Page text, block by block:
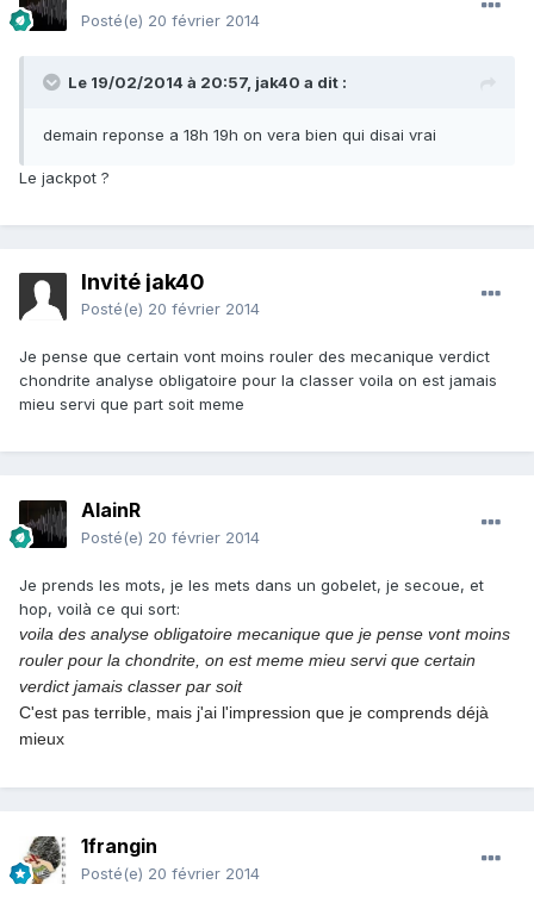
Posté(e) 20 février 2014
Le 19/02/2014 à 20:57, jak40 a dit :
demain reponse a 18h 19h on vera bien qui disai vrai
Le jackpot ?
Invité jak40
Posté(e) 20 février 2014
Je pense que certain vont moins rouler des mecanique verdict
chondrite analyse obligatoire pour la classer voila on est jamais
mieu servi que part soit meme
AlainR
Posté(e) 20 février 2014
Je prends les mots, je les mets dans un gobelet, je secoue, et
hop, voilà ce qui sort:
voila des analyse obligatoire mecanique que je pense vont moins
rouler pour la chondrite, on est meme mieu servi que certain
verdict jamais classer par soit
C'est pas terrible, mais j'ai l'impression que je comprends déjà
mieux
1frangin
Posté(e) 20 février 2014